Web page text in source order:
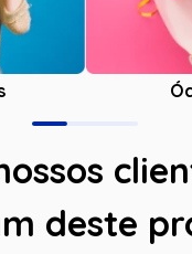
deste